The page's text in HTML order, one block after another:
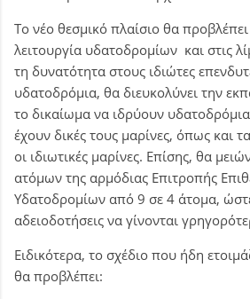
Το νέο θεσμικό πλαίσιο θα
λειτουργία υδατοδρομίων και στις
τη δυνατότητα στους ιδιώτες
υδατοδρόμια, θα διευκολύνει την
το δικαίωμα να ιδρύουν
έχουν δικές τους μαρίνες, όπως και
οι ιδιωτικές μαρίνες. Επίσης, θα
ατόμων της αρμόδιας Επιτροπής
Υδατοδρομίων από 9 σε 4 άτομα, ώστε
αδειοδοτήσεις να γίνονται
Ειδικότερα, το σχέδιο που ήδη
θα προβλέπει: